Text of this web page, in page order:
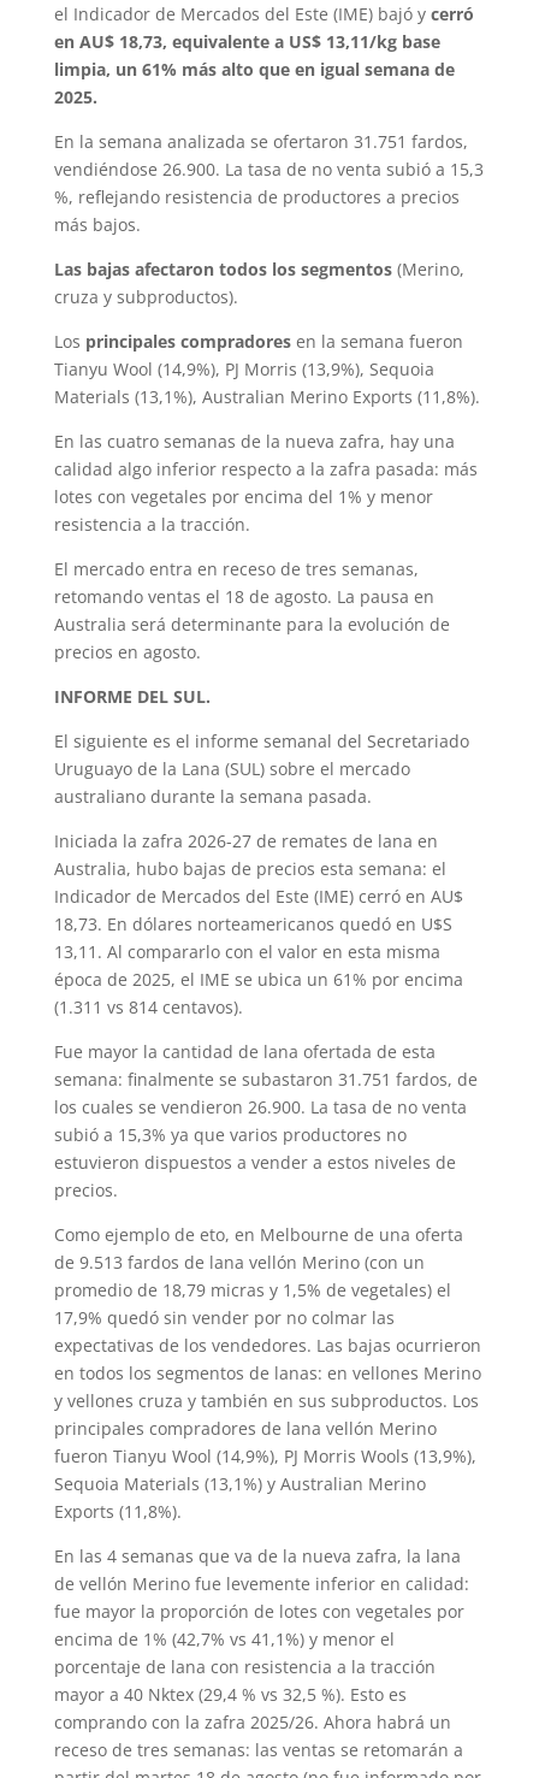
el Indicador de Mercados del Este (IME) bajó y cerró
en AU$ 18,73, equivalente a US$ 13,11/kg base
limpia, un 61% más alto que en igual semana de
2025.
En la semana analizada se ofertaron 31.751 fardos,
vendiéndose 26.900. La tasa de no venta subió a 15,3
%, reflejando resistencia de productores a precios
más bajos.
Las bajas afectaron todos los segmentos(Merino,
cruza y subproductos).
Los principales compradoresen la semana fueron
Tianyu Wool (14,9%), PJ Morris (13,9%), Sequoia
Materials (13,1%), Australian Merino Exports (11,8%).
En las cuatro semanas de la nueva zafra, hay una
calidad algo inferior respecto a la zafra pasada: más
lotes con vegetales por encima del 1% y menor
resistencia a la tracción.
El mercado entra en receso de tres semanas,
retomando ventas el 18 de agosto. La pausa en
Australia será determinante para la evolución de
precios en agosto.
INFORME DEL SUL.
El siguiente es el informe semanal del Secretariado
Uruguayo de la Lana (SUL) sobre el mercado
australiano durante la semana pasada.
Iniciada la zafra 2026-27 de remates de lana en
Australia, hubo bajas de precios esta semana: el
Indicador de Mercados del Este (IME) cerró en AU$
18,73. En dólares norteamericanos quedó en U$S
13,11. Al compararlo con el valor en esta misma
época de 2025, el IME se ubica un 61% por encima
(1.311 vs 814 centavos).
Fue mayor la cantidad de lana ofertada de esta
semana: finalmente se subastaron 31.751 fardos, de
los cuales se vendieron 26.900. La tasa de no venta
subió a 15,3% ya que varios productores no
estuvieron dispuestos a vender a estos niveles de
precios.
Como ejemplo de eto, en Melbourne de una oferta
de 9.513 fardos de lana vellón Merino (con un
promedio de 18,79 micras y 1,5% de vegetales) el
17,9% quedó sin vender por no colmar las
expectativas de los vendedores. Las bajas ocurrieron
en todos los segmentos de lanas: en vellones Merino
y vellones cruza y también en sus subproductos. Los
principales compradores de lana vellón Merino
fueron Tianyu Wool (14,9%), PJ Morris Wools (13,9%),
Sequoia Materials (13,1%) y Australian Merino
Exports (11,8%).
En las 4 semanas que va de la nueva zafra, la lana
de vellón Merino fue levemente inferior en calidad:
fue mayor la proporción de lotes con vegetales por
encima de 1% (42,7% vs 41,1%) y menor el
porcentaje de lana con resistencia a la tracción
mayor a 40 Nktex (29,4 % vs 32,5 %). Esto es
comprando con la zafra 2025/26. Ahora habrá un
receso de tres semanas: las ventas se retomarán a